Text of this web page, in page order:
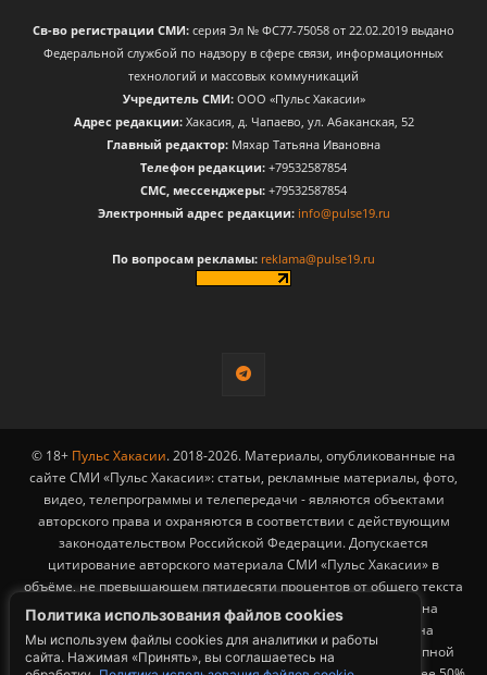
Политика использования файлов cookies
Мы используем файлы cookies для аналитики и работы
сайта. Нажимая «Принять», вы соглашаетесь на
Св-во регистрации СМИ: серия Эл № ФС77-75058 от 22.02.2019 выдано
Федеральной службой по надзору в сфере связи, информационных
технологий и массовых коммуникаций
Учредитель СМИ:ООО «Пульс Хакасии»
Адрес редакции:Хакасия, д. Чапаево, ул. Абаканская, 52
Главный редактор: Мяхар Татьяна Ивановна
Телефон редакции: +79532587854
CМС, мессенджеры: +79532587854
Электронный адрес редакции: info@pulse19.ru
По вопросам рекламы: reklama@pulse19.ru
© 18+ Пульс Хакасии. 2018-2026. Материалы, опубликованные на
сайте СМИ «Пульс Хакасии»: статьи, рекламные материалы, фото,
видео, телепрограммы и телепередачи - являются объектами
авторского права и охраняются в соответствии с действующим
законодательством Российской Федерации. Допускается
цитирование авторского материала СМИ «Пульс Хакасии» в
объёме, не превышающем пятидесяти процентов от общего текста
публикации с обязательным размещением гиперссылки на
страницу заимствования материала. Гиперссылка должна
размещаться в тексте цитируемого материала и быть доступной